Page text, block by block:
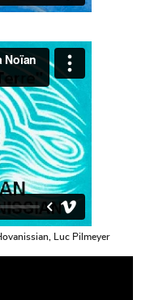
Luc Pilmeyer